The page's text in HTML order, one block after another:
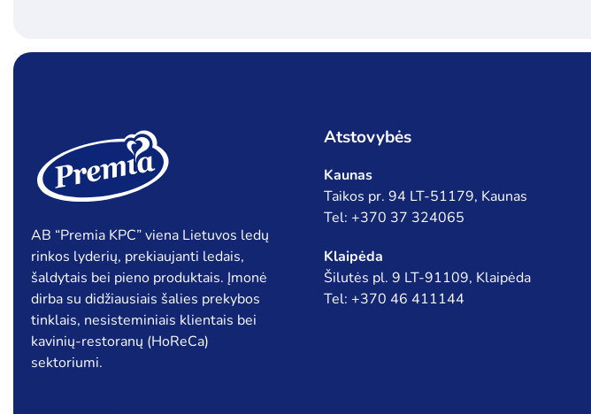
AB “Premia KPC” viena Lietuvos ledų
rinkos lyderių, prekiaujanti ledais,
šaldytais bei pieno produktais. Įmonė
dirba su didžiausiais šalies prekybos
tinklais, nesisteminiais klientais bei
kavinių-restoranų (HoReCa)
sektoriumi.
Atstovybės
Kaunas
Taikos pr. 94 LT-51179, Kaunas
Tel: +370 37 324065
Klaipėda
Šilutės pl. 9 LT-91109, Klaipėda
Tel: +370 46 411144